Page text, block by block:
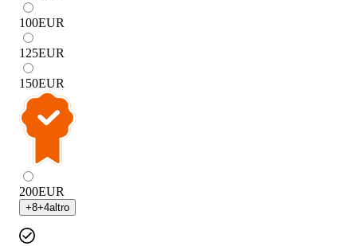
100EUR
125EUR
150EUR
200EUR
+8+4altro